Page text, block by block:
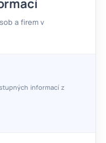
a firem v
informací z